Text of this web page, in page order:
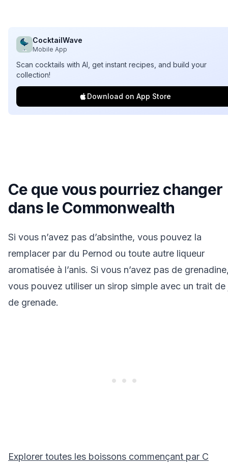
CocktailWave
Mobile App
Scan cocktails with AI, get instant recipes, and build your
collection!
Download on App Store
Ce que vous pourriez changer
dans leCommonwealth
Si vous n’avez pas d’absinthe, vous pouvez la
remplacer par du Pernod ou toute autre liqueur
aromatisée à l’anis. Si vous n’avez pas de
vous pouvez utiliser un sirop simple avec un trait de
de grenade.
Explorer toutes les boissons commençant par C